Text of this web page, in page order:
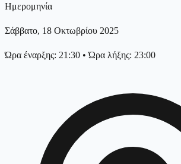
Ημερομηνία
Σάββατο, 18 Οκτωβρίου 2025
Ώρα έναρξης: 21:30 •Ώρα λήξης: 23:00